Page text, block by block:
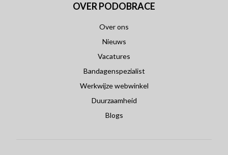
OVER PODOBRACE
Over ons
Nieuws
Vacatures
Bandagenspezialist
Werkwijze webwinkel
Duurzaamheid
Blogs